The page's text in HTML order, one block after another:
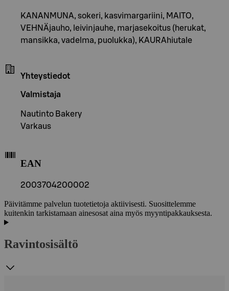
KANANMUNA, sokeri, kasvimargariini, MAITO,
VEHNÄjauho, leivinjauhe, marjasekoitus (herukat,
mansikka, vadelma, puolukka), KAURAhiutale
Yhteystiedot
Valmistaja
Nautinto Bakery
Varkaus
EAN
2003704200002
Päivitämme palvelun tuotetietoja aktiivisesti. Suosittelemme
kuitenkin tarkistamaan ainesosat aina myös myyntipakkauksesta.
Ravintosisältö